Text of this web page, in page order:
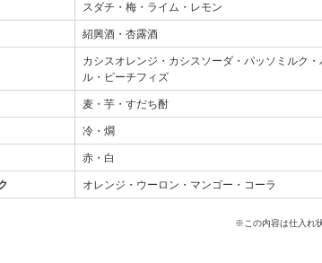
スダチ・梅・ライム・レモン
紹興酒・杏露酒
カシスオレンジ・カシスソーダ・パッソミルク
ル・ピーチフィズ
麦・芋・すだち酎
冷・燗
赤・白
オレンジ・ウーロン・マンゴー・コーラ
※この内容は仕入れ